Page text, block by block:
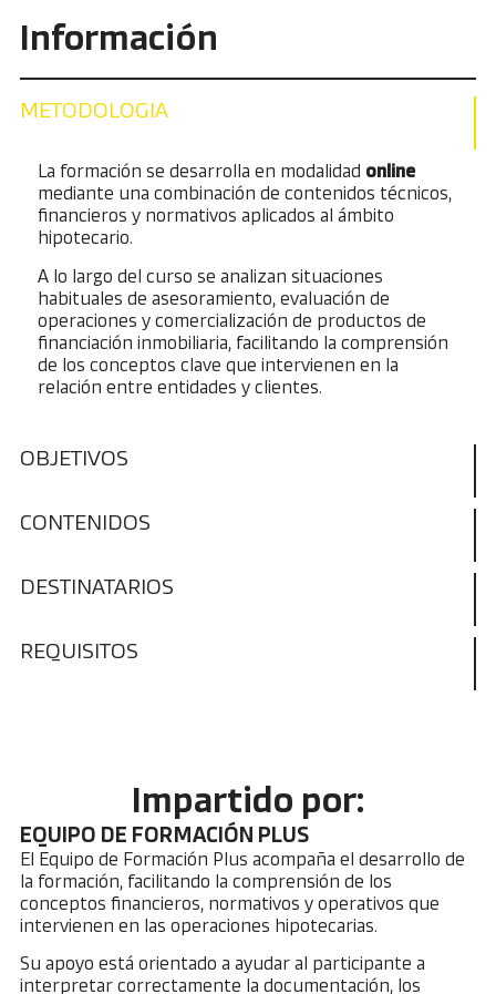
Información
METODOLOGIA
OBJETIVOS
CONTENIDOS
DESTINATARIOS
REQUISITOS
La formación se desarrolla en modalidad online
mediante una combinación de contenidos técnicos,
financieros y normativos aplicados al ámbito
hipotecario.
A lo largo del curso se analizan situaciones
habituales de asesoramiento, evaluación de
operaciones y comercialización de productos de
financiación inmobiliaria, facilitando la comprensión
de los conceptos clave que intervienen en la
relación entre entidades y clientes.
Impartido por:
EQUIPO DE FORMACIÓN PLUS
El Equipo de Formación Plus acompaña el desarrollo de
la formación, facilitando la comprensión de los
conceptos financieros, normativos y operativos que
intervienen en las operaciones hipotecarias.
Su apoyo está orientado a ayudar al participante a
interpretar correctamente la documentación, los